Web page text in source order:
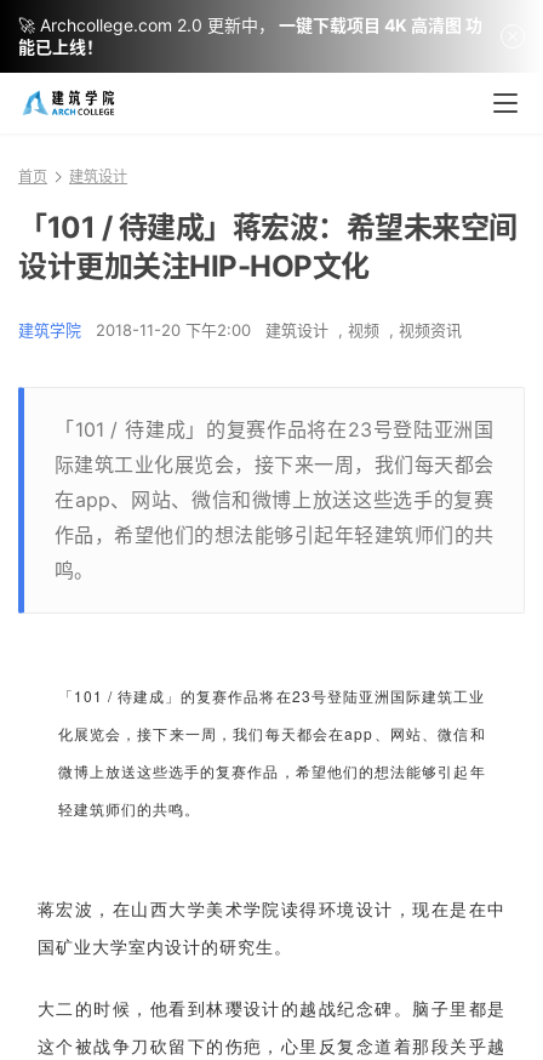
首页 建筑设计
「101 / 待建成」蒋宏波：希望未来空间
设计更加关注HIP-HOP文化
建筑学院 2018-11-20 下午2:00 建筑设计 , 视频 , 视频资讯
「101 / 待建成」的复赛作品将在23号登陆亚洲国
际建筑工业化展览会，接下来一周，我们每天都会
在app、网站、微信和微博上放送这些选手的复赛
作品，希望他们的想法能够引起年轻建筑师们的共
鸣。
「101 / 待建成」的复赛作品将在23号登陆亚洲国际建筑工业
化展览会，接下来一周，我们每天都会在app、网站、微信和
微博上放送这些选手的复赛作品，希望他们的想法能够引起年
轻建筑师们的共鸣。
蒋宏波，在山西大学美术学院读得环境设计，现在是在中
国矿业大学室内设计的研究生。
大二的时候，他看到林璎设计的越战纪念碑。脑子里都是
这个被战争刀砍留下的伤疤，心里反复念道着那段关乎越
🚀 Archcollege.com 2.0 更新中，
一键下载项目 4K 高清图 功
能已上线！